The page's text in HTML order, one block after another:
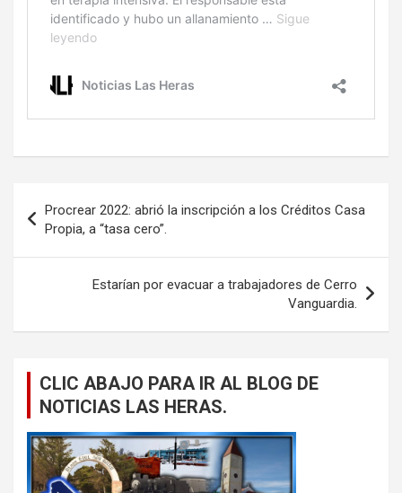
de
entradas
Procrear 2022: abrió la inscripción a los Créditos Casa
Propia, a “tasa cero”.
Estarían por evacuar a trabajadores de Cerro
Vanguardia.
CLIC ABAJO PARA IR AL BLOG DE
NOTICIAS LAS HERAS.